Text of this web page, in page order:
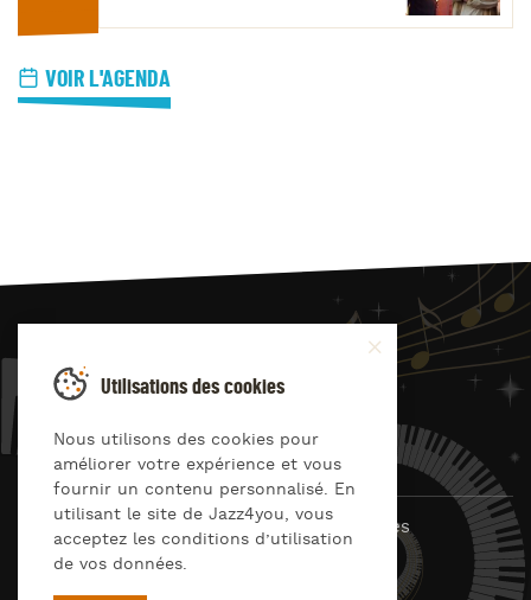
VOIR L'AGENDA
JAZZ4
© Jazz4you 2019 – 2026 Tous droits réservés
Déclaration de confidentialité
Utilisations des cookies
Nous utilisons des cookies pour
améliorer votre expérience et vous
fournir un contenu personnalisé. En
utilisant le site de Jazz4you, vous
acceptez les conditions d’utilisation
de vos données.